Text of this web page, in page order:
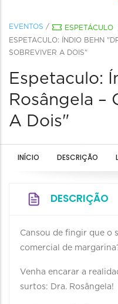
EVENTOS / ESPETÁCULO
ESPETACULO: ÍNDIO BEHN
SOBREVIVER A DOIS"
Espetaculo:
Rosângela –
A Dois"
INÍCIO DESCRIÇÃO
DESCRIÇÃO
Cansou de fingir que o
comercial de
Venha encarar a
surtos: Dra. Rosângela!